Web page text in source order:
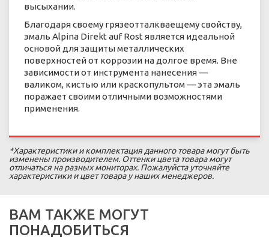
высыхании.
Благодаря своему грязеотталкваещему свойству,
эмаль Alpina Direkt auf Rost является идеальной
основой для защиты металлических
поверхностей от коррозии на долгое время. Вне
зависимости от инструмента нанесения —
валиком, кистью или краскопультом — эта эмаль
поражает своими отличными возможностями
применения.
*Характеристики и комплектация данного товара могут быть
изменены производителем. Оттенки цвета товара могут
отличаться на разных мониторах. Пожалуйста уточняйте
характеристики и цвет товара у наших менеджеров.
ВАМ ТАКЖЕ МОГУТ
ПОНАДОБИТЬСЯ